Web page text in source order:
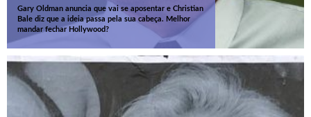
Gary Oldman anuncia que vai se aposentar e Christian
Bale diz que a ideia passa pela sua cabeça. Melhor
mandar fechar Hollywood?